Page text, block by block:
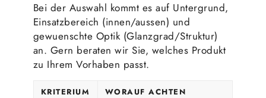
Bei der Auswahl kommt es auf Untergrund,
Einsatzbereich (innen/aussen) und
gewuenschte Optik (Glanzgrad/Struktur)
an. Gern beraten wir Sie, welches Produkt
zu Ihrem Vorhaben passt.
KRITERIUM WORAUF ACHTEN